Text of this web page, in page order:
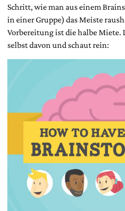
Schritt, wie man aus einem
in einer Gruppe) das Meiste
Vorbereitung ist die halbe Miete.
selbst davon und schaut rein: